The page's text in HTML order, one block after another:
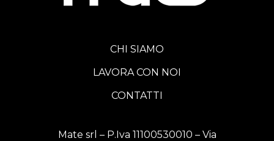
CHI SIAMO
LAVORA CON NOI
CONTATTI
Mate srl – P.Iva 11100530010 – Via